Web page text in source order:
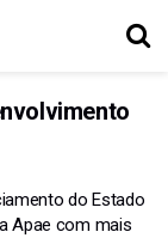
do Estado
Apae com mais